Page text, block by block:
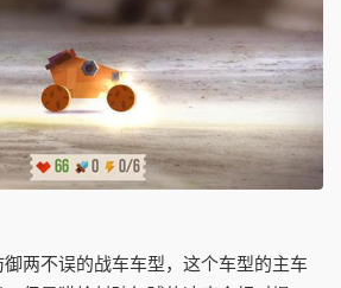
两不误的战车车型，这个车型的主车